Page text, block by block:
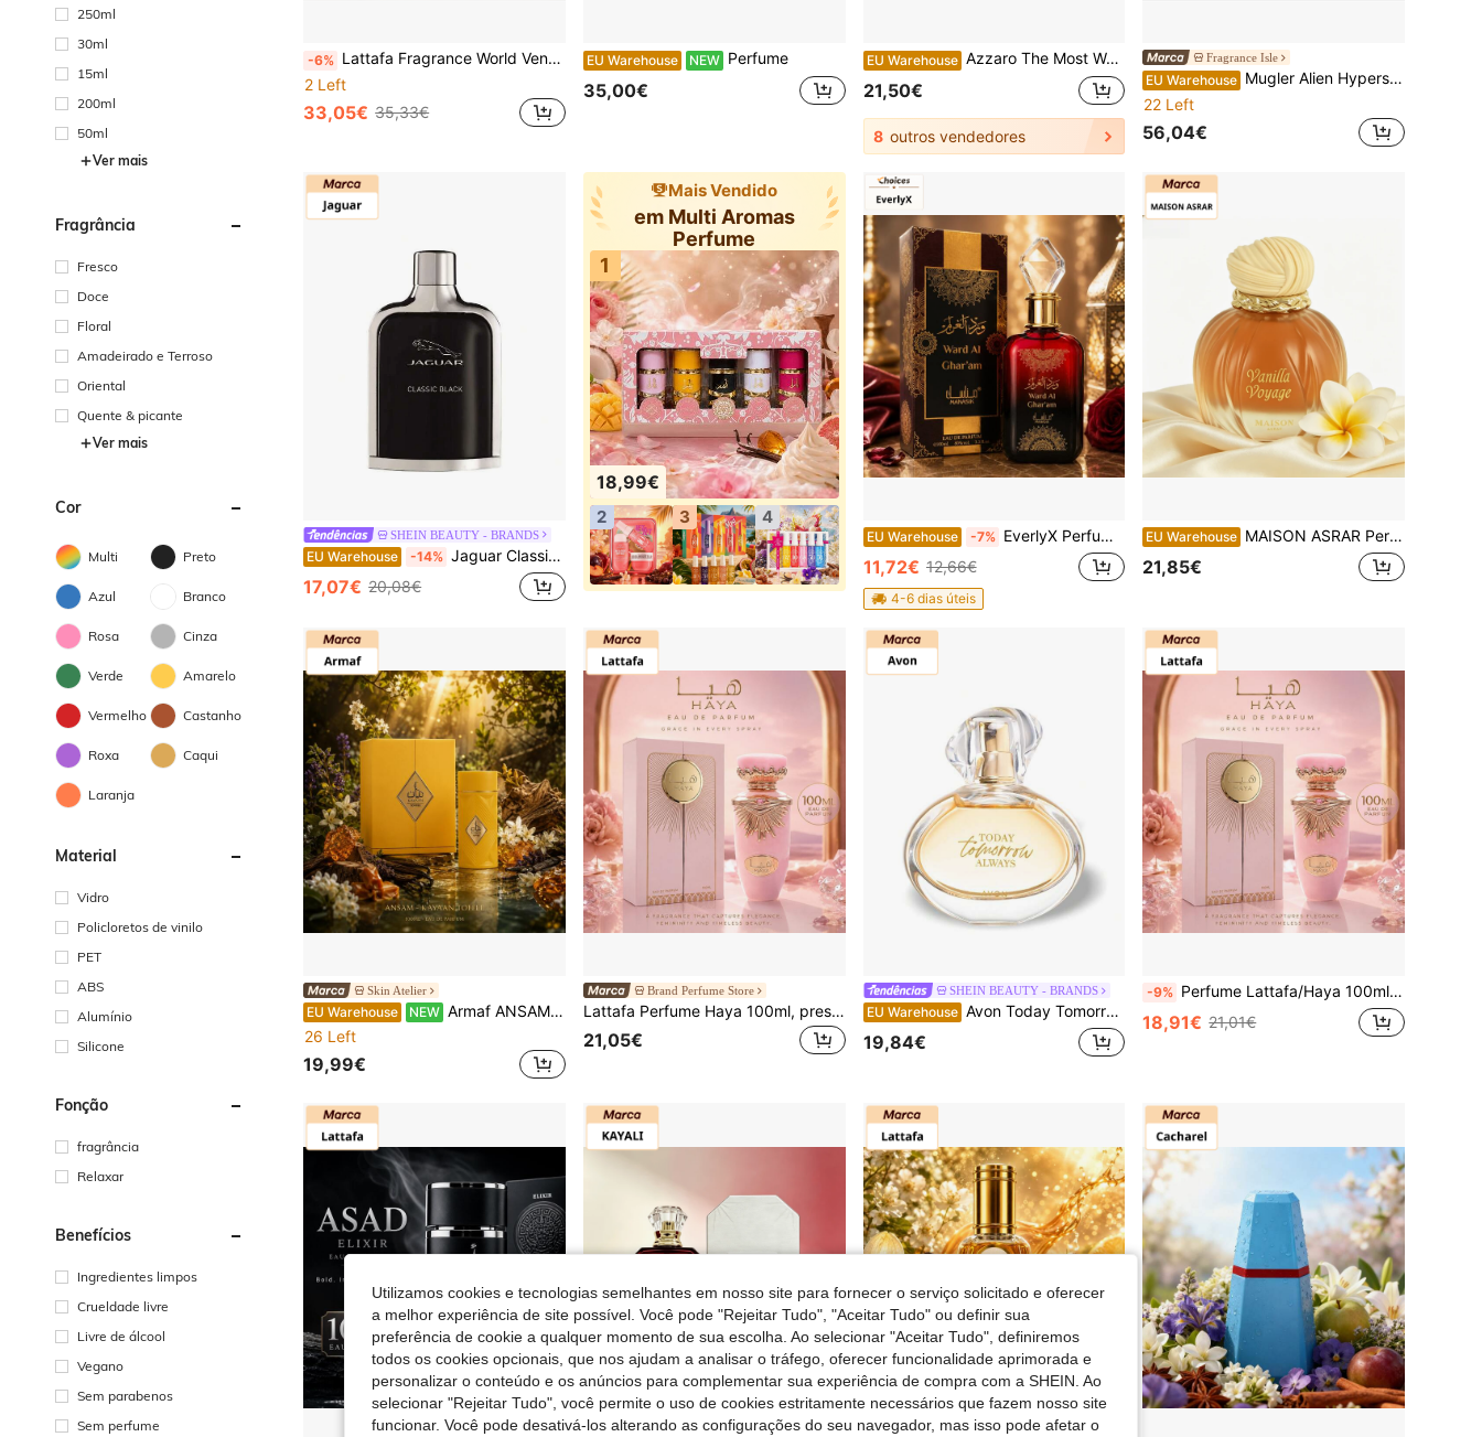
250ml
30ml
15ml
200ml
50ml
Ver mais
Fragrância
Fresco
Doce
Floral
Amadeirado e Terroso
Oriental
Quente & picante
Ver mais
Cor
Multi Preto
Azul Branco
Rosa Cinza
Verde Amarelo
Vermelho Castanho
Roxa Caqui
Laranja
Material
Vidro
Policloretos de vinilo
PET
ABS
Alumínio
Silicone
Fonção
fragrância
Relaxar
Benefícios
Ingredientes limpos
Crueldade livre
Livre de álcool
Vegano
Sem parabenos
Sem perfume
-6% Lattafa Fragrance World Veneno Bianco 100ml Women's Perfume
2 Left
33,05€ 35,33€
EU Warehouse NEW Perfume
35,00€
EU Warehouse Azzaro The Most Wanted 100ml Parfum - Colônia Masculina Intensa - Fragrância Picante e Sedutora para Encontros Românticos - Longa Duração - Perfumes de Luxo Irresistíveis para Homens, possui um acabamento rico e texturizado, com uma fragrância duradoura ideal para encontros, festas e jantares.
21,50€
8 outros vendedores
Fragrance Isle
EU Warehouse Mugler Alien Hypersense 60ml Eau de Parfum Recarregável Talisman Floral Amadeirado Mandarim Pêra Jasmim Sambac
22 Left
56,04€
SHEIN BEAUTY - BRANDS
EU Warehouse -14% Jaguar Classic Black Eau De Toilette 100 ml – Eau De Toilette, Long Lasting, For Men, Woody, Black, Sandalwood, Suitable For Daily Office Wear
17,07€ 20,08€
Mais Vendido
em Multi Aromas
Perfume
1
18,99€
2 3 4
EU Warehouse -7% EverlyX Perfume Ward Al Ghar'am Manasik 100ml - Eau de Parfum com notas florais e orientais que despertam a paixão, perfeito para quem busca um aroma elegante, sedutor e duradouro em uma luxuosa apresentação árabe - ✅ Envio em 24/48 horas
11,72€ 12,66€
4-6 dias úteis
EU Warehouse MAISON ASRAR Perfume
21,85€
Skin Atelier
EU Warehouse NEW Armaf ANSAM – KAYAAN TOFFEE – Eau de Parfum 100 ml
26 Left
19,99€
Brand Perfume Store
Lattafa Perfume Haya 100ml, presente ideal para feriados, Páscoa e aniversários.
21,05€
SHEIN BEAUTY - BRANDS
EU Warehouse Avon Today Tomorrow Always Eau De Parfum 50 ml – Eau De Parfum, Long-Lasting, For Women, Floral, Gold, Butterfly Blossom, Suitable For Daily Wear
19,84€
-9% Perfume Lattafa/Haya 100ml, presente ideal para feriados, Páscoa e aniversários.
18,91€ 21,01€
Utilizamos cookies e tecnologias semelhantes em nosso site para fornecer o serviço solicitado e oferecer
a melhor experiência de site possível. Você pode "Rejeitar Tudo", "Aceitar Tudo" ou definir sua
preferência de cookie a qualquer momento de sua escolha. Ao selecionar "Aceitar Tudo", definiremos
todos os cookies opcionais, que nos ajudam a analisar o tráfego, oferecer funcionalidade aprimorada e
personalizar o conteúdo e os anúncios para complementar sua experiência de compra com a SHEIN. Ao
selecionar "Rejeitar Tudo", você permite o uso de cookies estritamente necessários que fazem nosso site
funcionar. Você pode desativá-los alterando as configurações do seu navegador, mas isso pode afetar o